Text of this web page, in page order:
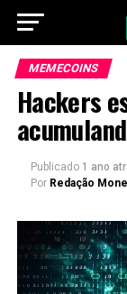
MEMECOINS
Hackers
Publicado 1 ano
Por Redação